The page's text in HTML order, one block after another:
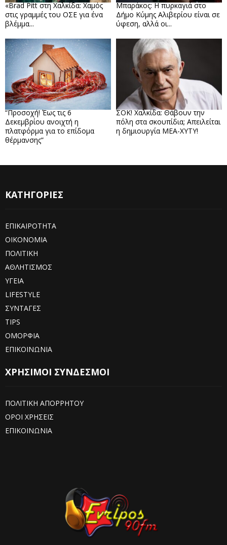
«Brad Pitt στη Χαλκίδα: Χαμός
στις γραμμές του ΟΣΕ για ένα
βλέμμα...
Μπαράκος: Η πυρκαγιά στο
Δήμο Κύμης Αλιβερίου είναι σε
ύφεση, αλλά οι...
“Προσοχή! Έως τις 6
Δεκεμβρίου ανοιχτή η
πλατφόρμα για το επίδομα
θέρμανσης”
ΣΟΚ! Χαλκίδα: Θάβουν την
πόλη στα σκουπίδια; Απειλείται
η δημιουργία ΜΕΑ-ΧΥΤΥ!
ΚΑΤΗΓΟΡΙΕΣ
ΕΠΙΚΑΙΡΟΤΗΤΑ
ΟΙΚΟΝΟΜΙΑ
ΠΟΛΙΤΙΚΗ
ΑΘΛΗΤΙΣΜΟΣ
ΥΓΕΙΑ
LIFESTYLE
ΣΥΝΤΑΓΕΣ
TIPS
ΟΜΟΡΦΙΑ
ΕΠΙΚΟΙΝΩΝΙΑ
ΧΡΗΣΙΜΟΙ ΣΥΝΔΕΣΜΟΙ
ΠΟΛΙΤΙΚΗ ΑΠΟΡΡΗΤΟΥ
ΟΡΟΙ ΧΡΗΣΕΙΣ
ΕΠΙΚΟΙΝΩΝΙΑ